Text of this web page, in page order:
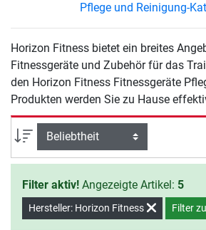
Pflege und Reinigung-
Horizon Fitness bietet ein breites Angebot hochwertiger
Fitnessgeräte und Zubehör für das
den Horizon Fitness Fitnessgeräte
Produkten werden Sie zu Hause
halten sich gesund.
Sortierung
Filter aktiv! Angezeigte Artikel: 5
Hersteller: Horizon Fitness Filter